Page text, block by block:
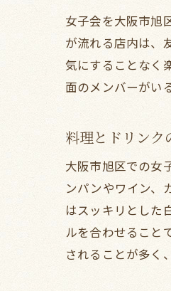
女子会を大阪市旭
が流れる店内は、
気にすることなく
面のメンバーがい
料理とドリンク
大阪市旭区での女
ンパンやワイン、
はスッキリとした
ルを合わせること
されることが多く